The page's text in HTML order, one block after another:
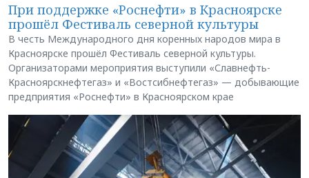
При поддержке «Роснефти» в Красноярске
прошёл Фестиваль северной культуры
В честь Международного дня коренных народов мира в
Красноярске прошёл Фестиваль северной культуры.
Организаторами мероприятия выступили «Славнефть-
Красноярскнефтегаз» и «Востсибнефтегаз» — добывающие
предприятия «Роснефти» в Красноярском крае